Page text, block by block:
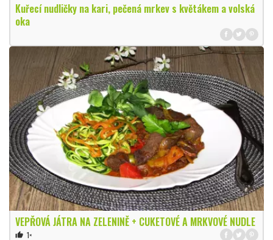
Kuřecí nudličky na kari, pečená mrkev s květákem a volská
oka
VEPŘOVÁ JÁTRA NA ZELENINĚ + CUKETOVÉ A MRKVOVÉ NUDLE
thumb_up 1×